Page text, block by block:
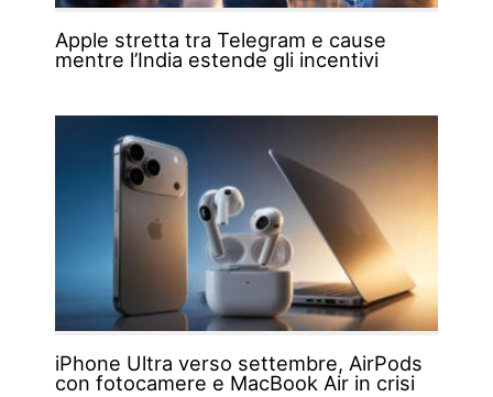
Apple stretta tra Telegram e cause
mentre l’India estende gli incentivi
iPhone Ultra verso settembre, AirPods
con fotocamere e MacBook Air in crisi